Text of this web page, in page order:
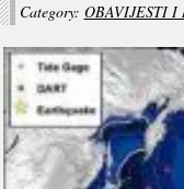
Category: OBAVIJESTI I